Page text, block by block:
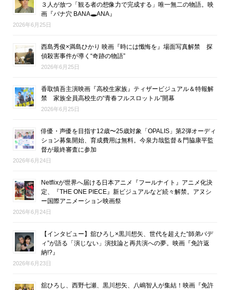
３人が放つ「観る者の想像力で完成する」唯一無二の物語。映
画『バナ穴 BANA🕳ANA』
2026年6月25日
西島秀俊×満島ひかり 映画『時には懺悔を』場面写真解禁 探
偵殺害事件が導く“奇跡の物語”
2026年6月25日
香取慎吾主演映画『高校生家族』ティザービジュアル＆特報解
禁 家族全員高校生の“青春フルスロットル”開幕
2026年6月25日
俳優・声優を目指す12歳〜25歳対象「OPALIS」第2弾オーディ
ション募集開始、育成費用は無料。今泉力哉監督＆門脇康平監
督が最終審査に参加
2026年6月24日
Netflixが世界へ届ける日本アニメ『フールナイト』アニメ化決
定、『THE ONE PIECE』新ビジュアルなど続々解禁。アヌシ
ー国際アニメーション映画祭
2026年6月24日
【インタビュー】舘ひろし×黒川想矢、世代を超えた“師弟バデ
ィ”が語る「演じない」演技論と再共演への夢。映画『免許返
納!?』
2026年6月23日
舘ひろし、西野七瀬、黒川想矢、八嶋智人が集結！映画『免許